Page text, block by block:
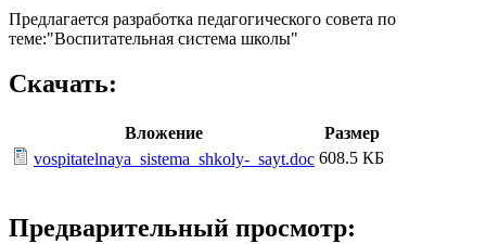
Предлагается разработка педагогического совета по
теме:"Воспитательная система школы"
Скачать:
Вложение
Размер
vospitatelnaya_sistema_shkoly-_sayt.doc 608.5 КБ
Предварительный просмотр: